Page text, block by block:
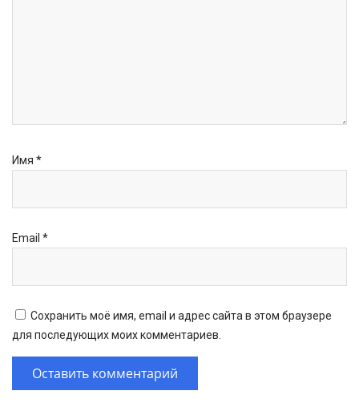
Имя *
Email *
Сохранить моё имя, email и адрес сайта в этом браузере
для последующих моих комментариев.